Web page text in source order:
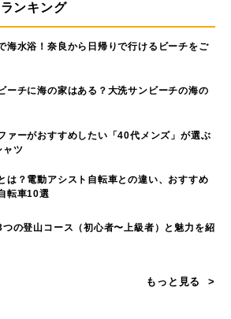
ンキング
海水浴！奈良から日帰りで行けるビーチをご
ーチに海の家はある？大洗サンビーチの海の
ァーがおすすめしたい「40代メンズ」が選ぶ
ャツ
は？電動アシスト自転車との違い、おすすめ
転車10選
つの登山コース（初心者〜上級者）と魅力を紹
もっと見る